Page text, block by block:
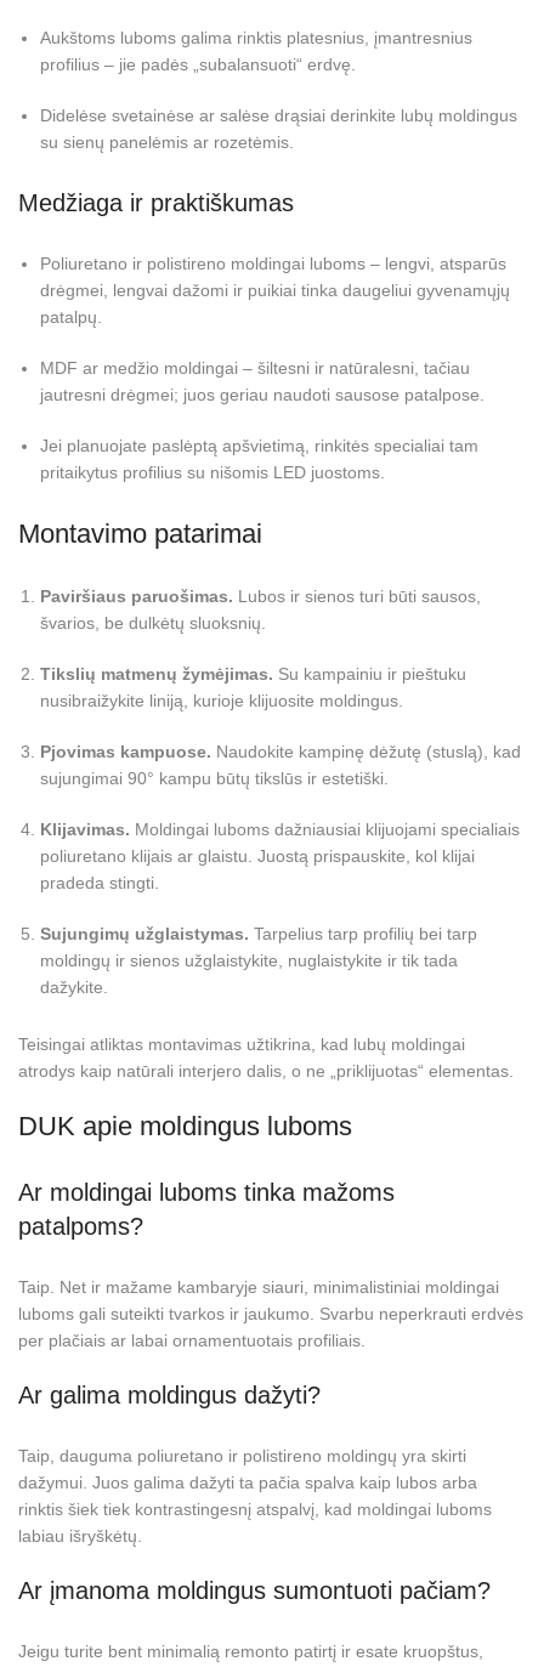
Aukštoms luboms galima rinktis platesnius, įmantresnius
profilius – jie padės „subalansuoti“ erdvę.
Didelėse svetainėse ar salėse drąsiai derinkite lubų moldingus
su sienų panelėmis ar rozetėmis.
Medžiaga ir praktiškumas
Poliuretano ir polistireno moldingai luboms – lengvi, atsparūs
drėgmei, lengvai dažomi ir puikiai tinka daugeliui gyvenamųjų
patalpų.
MDF ar medžio moldingai – šiltesni ir natūralesni, tačiau
jautresni drėgmei; juos geriau naudoti sausose patalpose.
Jei planuojate paslėptą apšvietimą, rinkitės specialiai tam
pritaikytus profilius su nišomis LED juostoms.
Montavimo patarimai
Paviršiaus paruošimas. Lubos ir sienos turi būti sausos,
švarios, be dulkėtų sluoksnių.
Tikslių matmenų žymėjimas. Su kampainiu ir pieštuku
nusibraižykite liniją, kurioje klijuosite moldingus.
Pjovimas kampuose. Naudokite kampinę dėžutę (stuslą), kad
sujungimai 90° kampu būtų tikslūs ir estetiški.
Klijavimas. Moldingai luboms dažniausiai klijuojami specialiais
poliuretano klijais ar glaistu. Juostą prispauskite, kol klijai
pradeda stingti.
Sujungimų užglaistymas. Tarpelius tarp profilių bei tarp
moldingų ir sienos užglaistykite, nuglaistykite ir tik tada
dažykite.
Teisingai atliktas montavimas užtikrina, kad lubų moldingai
atrodys kaip natūrali interjero dalis, o ne „priklijuotas“ elementas.
DUK apie moldingus luboms
Ar moldingai luboms tinka mažoms
patalpoms?
Taip. Net ir mažame kambaryje siauri, minimalistiniai moldingai
luboms gali suteikti tvarkos ir jaukumo. Svarbu neperkrauti erdvės
per plačiais ar labai ornamentuotais profiliais.
Ar galima moldingus dažyti?
Taip, dauguma poliuretano ir polistireno moldingų yra skirti
dažymui. Juos galima dažyti ta pačia spalva kaip lubos arba
rinktis šiek tiek kontrastingesnį atspalvį, kad moldingai luboms
labiau išryškėtų.
Ar įmanoma moldingus sumontuoti pačiam?
Jeigu turite bent minimalią remonto patirtį ir esate kruopštus,